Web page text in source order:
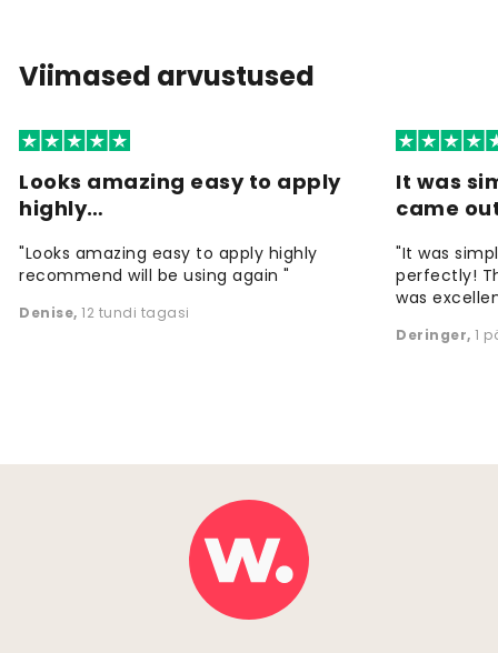
Viimased arvustused
Looks amazing easy to apply
highly…
"Looks amazing easy to apply highly
recommend will be using again "
Denise, 12 tundi tagasi
It was
came
"It was
perfectly!
was
Deringer, 1